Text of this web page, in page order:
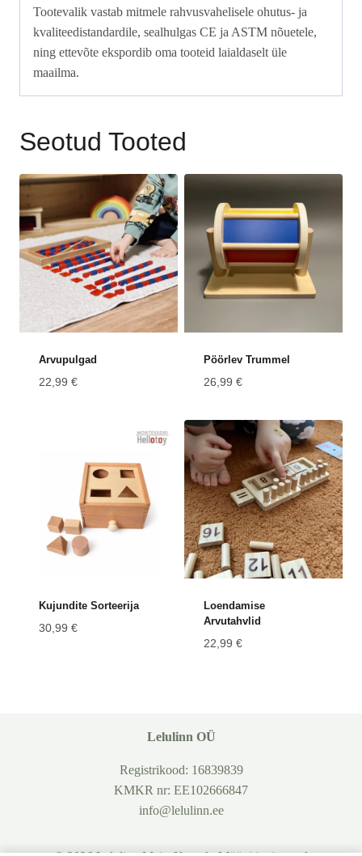
Tootevalik vastab mitmele rahvusvahelisele ohutus‑ ja
kvaliteedistandardile, sealhulgas CE ja ASTM nõuetele,
ning ettevõte ekspordib oma tooteid laialdaselt üle
maailma.
Seotud Tooted
Arvupulgad
22,99 €
Pöörlev Trummel
26,99 €
Kujundite Sorteerija
30,99 €
Loendamise
Arvutahvlid
22,99 €
Lelulinn OÜ
Registrikood: 16839839
KMKR nr: EE102666847
info@lelulinn.ee